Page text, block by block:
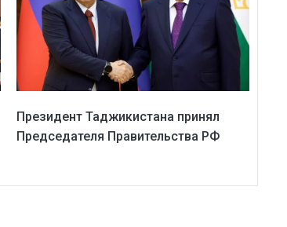
Президент Таджикистана принял
Председателя Правительства РФ